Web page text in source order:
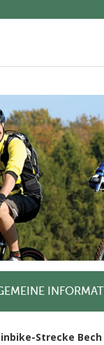
Strecke Bech